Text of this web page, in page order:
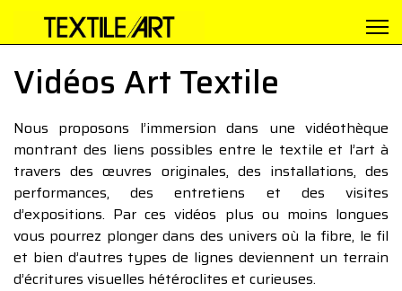
Vidéos Art Textile
Nous proposons l’immersion dans une vidéothèque
montrant des liens possibles entre le textile et l’art à
travers des œuvres originales, des installations, des
performances, des entretiens et des visites
d’expositions. Par ces vidéos plus ou moins longues
vous pourrez plonger dans des univers où la fibre, le fil
et bien d’autres types de lignes deviennent un terrain
d’écritures visuelles hétéroclites et curieuses.